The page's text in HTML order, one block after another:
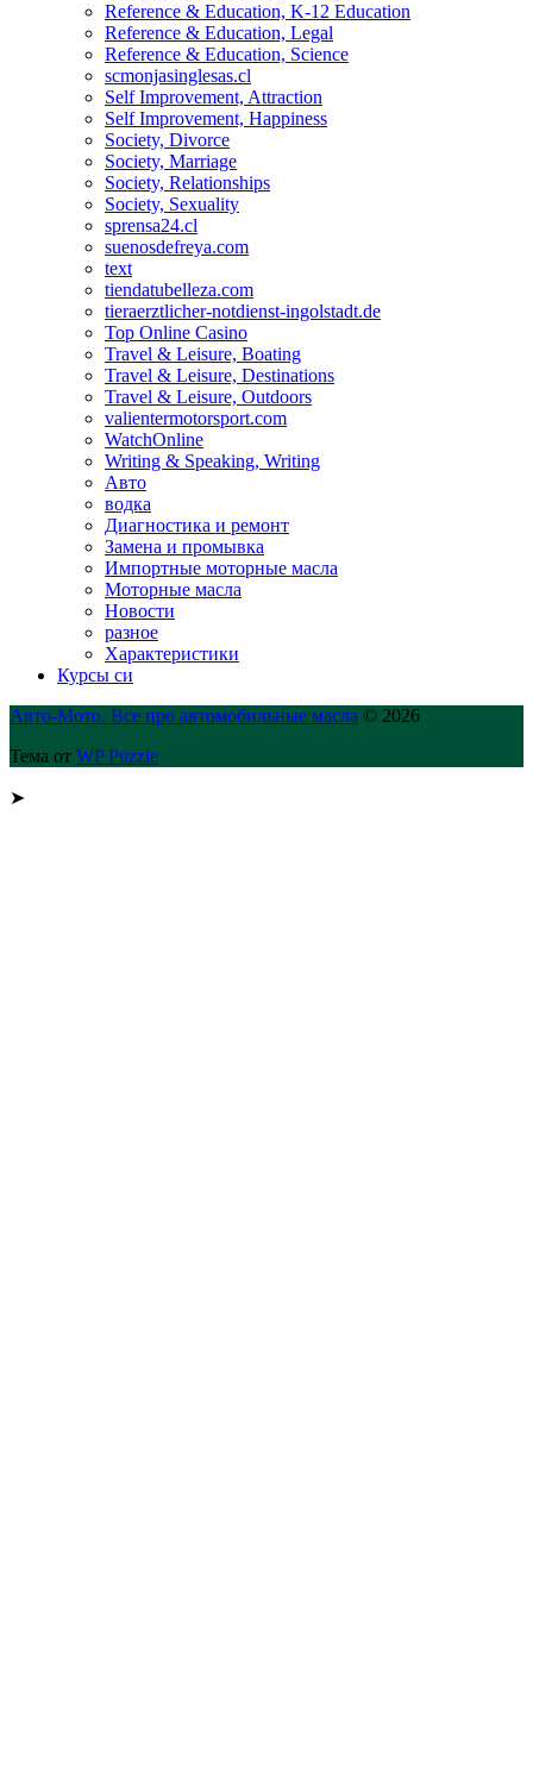
Reference & Education, K-12 Education
Reference & Education, Legal
Reference & Education, Science
scmonjasinglesas.cl
Self Improvement, Attraction
Self Improvement, Happiness
Society, Divorce
Society, Marriage
Society, Relationships
Society, Sexuality
sprensa24.cl
suenosdefreya.com
text
tiendatubelleza.com
tieraerztlicher-notdienst-ingolstadt.de
Top Online Casino
Travel & Leisure, Boating
Travel & Leisure, Destinations
Travel & Leisure, Outdoors
valientermotorsport.com
WatchOnline
Writing & Speaking, Writing
Авто
водка
Диагностика и ремонт
Замена и промывка
Импортные моторные масла
Моторные масла
Новости
разное
Характеристики
Курсы си
Авто-Мото. Все про автомобильные масла © 2026
Тема от WP Puzzle
➤